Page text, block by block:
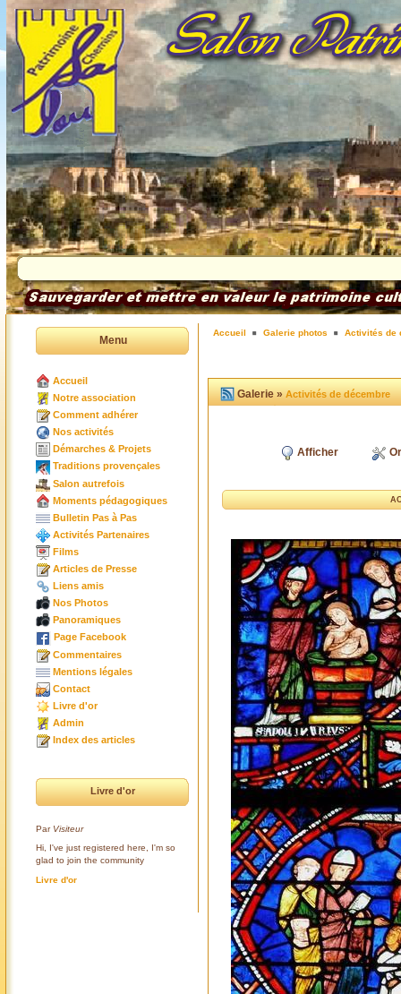
Menu
Accueil
Notre association
Comment adhérer
Nos activités
Démarches & Projets
Traditions provençales
Salon autrefois
Moments pédagogiques
Bulletin Pas à Pas
Activités Partenaires
Films
Articles de Presse
Liens amis
Nos Photos
Panoramiques
Page Facebook
Commentaires
Mentions légales
Contact
Livre d'or
Admin
Index des articles
Livre d'or
Par Visiteur
Hi, I've just registered here, I'm so
glad to join the community
Livre d'or
Accueil Galerie photos Activités de
Galerie »Activités de décembre
Afficher